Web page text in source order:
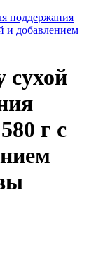
г с